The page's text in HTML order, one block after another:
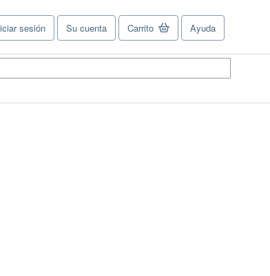
sesión Su cuenta Carrito Ayuda